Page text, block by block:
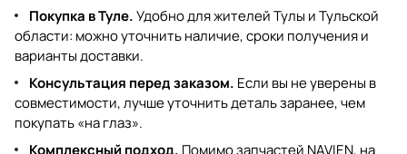
Покупка в Туле.Удобно для жителей Тулы и Тульской
области: можно уточнить наличие, сроки получения и
варианты доставки.
Консультация перед заказом. Если вы не уверены в
совместимости, лучше уточнить деталь заранее, чем
покупать «на глаз».
Комплексный подход. Помимо запчастей NAVIEN, на